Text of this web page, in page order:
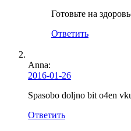
Готовьте на
Ответить
Anna:
2016-01-26
Spasobo doljno bit o4en
Ответить